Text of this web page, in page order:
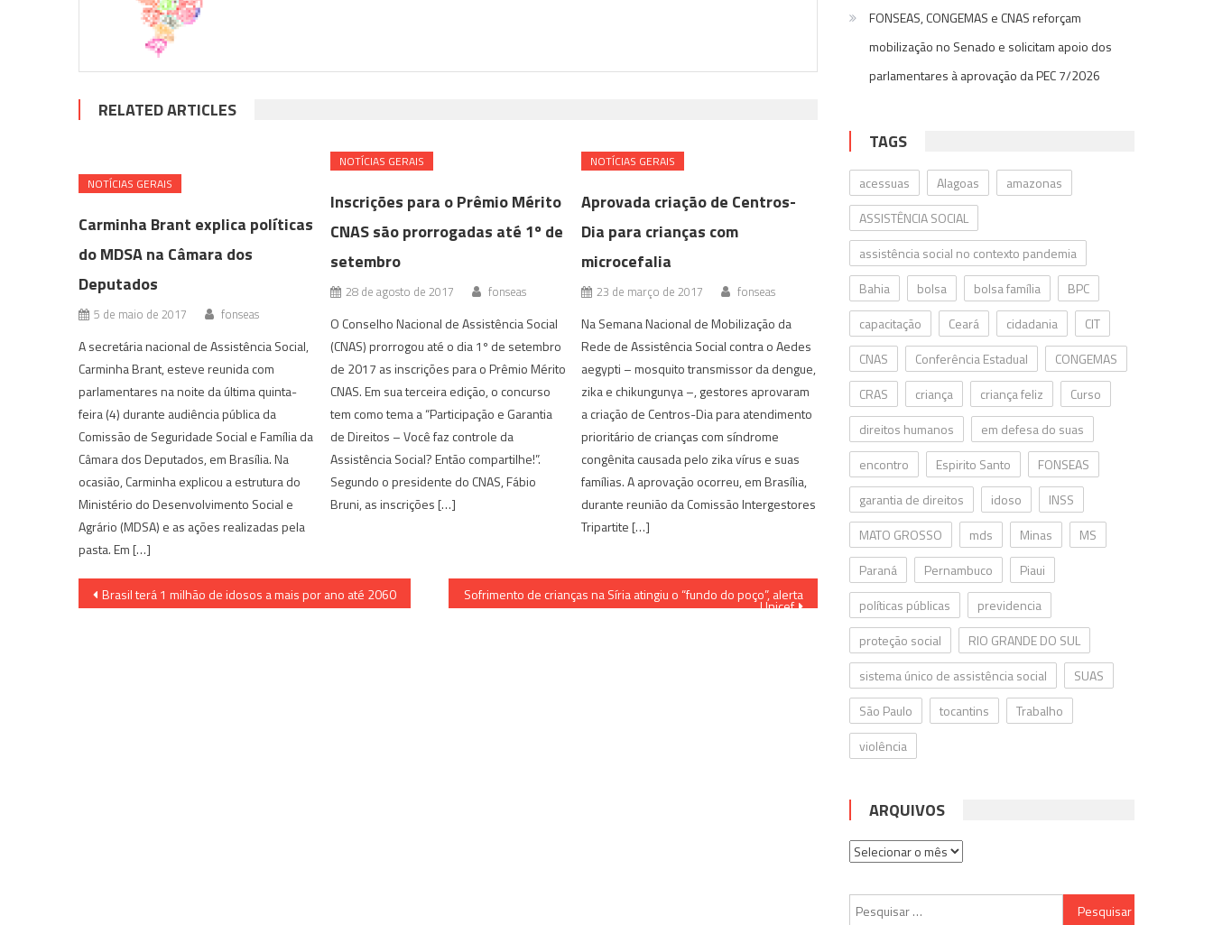
RELATED ARTICLES
NOTÍ­CIAS GERAIS
Carminha Brant explica políticas
do MDSA na Câmara dos
Deputados
5 de maio de 2017 fonseas
A secretária nacional de Assistência Social,
Carminha Brant, esteve reunida com
parlamentares na noite da última quinta-
feira (4) durante audiência pública da
Comissão de Seguridade Social e Família da
Câmara dos Deputados, em Brasília. Na
ocasião, Carminha explicou a estrutura do
Ministério do Desenvolvimento Social e
Agrário (MDSA) e as ações realizadas pela
pasta. Em […]
NOTÍ­CIAS GERAIS
Inscrições para o Prêmio Mérito
CNAS são prorrogadas até 1º de
setembro
28 de agosto de 2017 fonseas
O Conselho Nacional de Assistência Social
(CNAS) prorrogou até o dia 1º de setembro
de 2017 as inscrições para o Prêmio Mérito
CNAS. Em sua terceira edição, o concurso
tem como tema a “Participação e Garantia
de Direitos – Você faz controle da
Assistência Social? Então compartilhe!”.
Segundo o presidente do CNAS, Fábio
Bruni, as inscrições […]
NOTÍ­CIAS GERAIS
Aprovada criação de Centros-
Dia para crianças com
microcefalia
23 de março de 2017 fonseas
Na Semana Nacional de Mobilização da
Rede de Assistência Social contra o Aedes
aegypti – mosquito transmissor da dengue,
zika e chikungunya –, gestores aprovaram
a criação de Centros-Dia para atendimento
prioritário de crianças com síndrome
congênita causada pelo zika vírus e suas
famílias. A aprovação ocorreu, em Brasília,
durante reunião da Comissão Intergestores
Tripartite […]
Navegação
Brasil terá 1 milhão de idosos a mais por ano até 2060 Sofrimento de crianças na Síria atingiu o “fundo do poço”, alerta
Unicef
FONSEAS, CONGEMAS e CNAS reforçam
mobilização no Senado e solicitam apoio dos
parlamentares à aprovação da PEC 7/2026
TAGS
acessuas Alagoas
amazonas
ASSISTÊNCIA SOCIAL
assistência social no contexto pandemia
Bahia
bolsa bolsa família
BPC
capacitação
Ceará cidadania
CIT
CNAS
Conferência Estadual
CONGEMAS
CRAS
criança criança feliz
Curso
direitos humanos
em defesa do suas
encontro
Espirito Santo
FONSEAS
garantia de direitos
idoso
INSS
MATO GROSSO
mds Minas
MS
Paraná
Pernambuco
Piaui
políticas públicas
previdencia
proteção social
RIO GRANDE DO SUL
sistema único de assistência social
SUAS
São Paulo
tocantins
Trabalho
violência
ARQUIVOS
Arquivos
Pesquisar